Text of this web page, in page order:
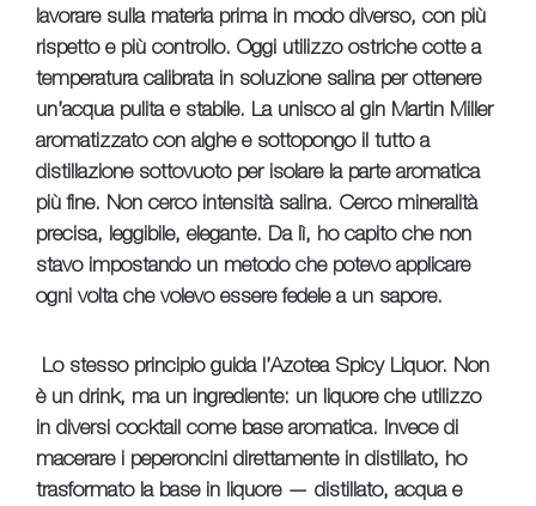
lavorare sulla materia prima in modo diverso, con più
rispetto e più controllo. Oggi utilizzo ostriche cotte a
temperatura calibrata in soluzione salina per ottenere
un’acqua pulita e stabile. La unisco al gin Martin Miller
aromatizzato con alghe e sottopongo il tutto a
distillazione sottovuoto per isolare la parte aromatica
più fine. Non cerco intensità salina. Cerco mineralità
precisa, leggibile, elegante. Da lì, ho capito che non
stavo impostando un metodo che potevo applicare
ogni volta che volevo essere fedele a un sapore.
Lo stesso principio guida l’Azotea Spicy Liquor. Non
è un drink, ma un ingrediente: un liquore che utilizzo
in diversi cocktail come base aromatica. Invece di
macerare i peperoncini direttamente in distillato, ho
trasformato la base in liquore — distillato, acqua e